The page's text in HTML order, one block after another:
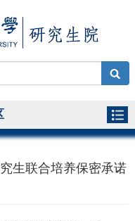
生联合培养保密承诺